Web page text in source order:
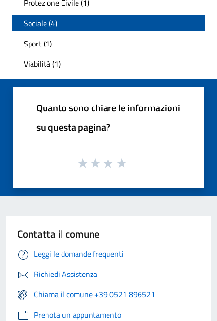
Protezione Civile (1)
Sociale (4)
Sport (1)
Viabilità (1)
Quanto sono chiare le informazioni
su questa pagina?
Contatta il comune
Leggi le domande frequenti
Richiedi Assistenza
Chiama il comune +39 0521 896521
Prenota un appuntamento